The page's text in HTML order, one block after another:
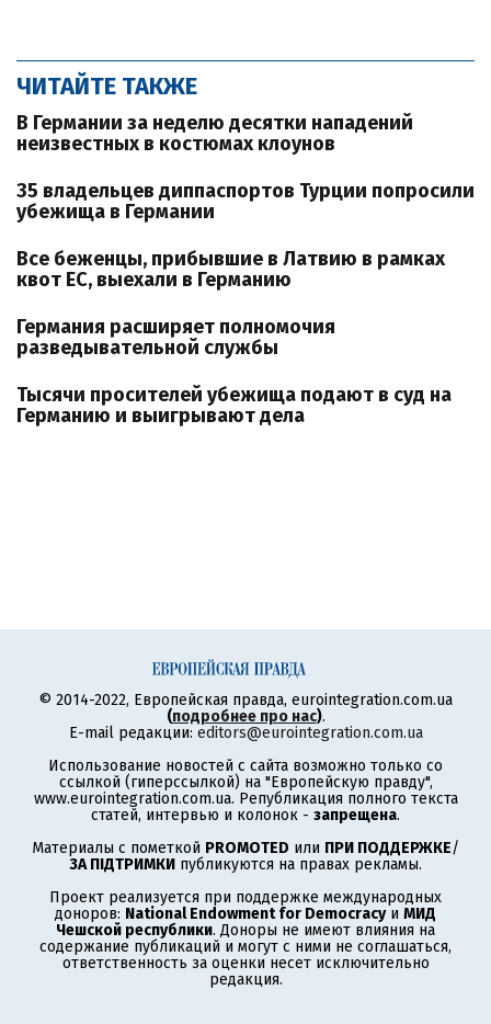
ЧИТАЙТЕ ТАКЖЕ
В Германии за неделю десятки нападений
неизвестных в костюмах клоунов
35 владельцев диппаспортов Турции попросили
убежища в Германии
Все беженцы, прибывшие в Латвию в рамках
квот ЕС, выехали в Германию
Германия расширяет полномочия
разведывательной службы
Тысячи просителей убежища подают в суд на
Германию и выигрывают дела
© 2014-2022, Европейская правда, eurointegration.com.ua
(подробнее про нас).
E-mail редакции: editors@eurointegration.com.ua
Использование новостей с сайта возможно только со
ссылкой (гиперссылкой) на "Европейскую правду",
www.eurointegration.com.ua. Републикация полного текста
статей, интервью и колонок - запрещена.
Материалы с пометкой PROMOTED или ПРИ ПОДДЕРЖКЕ/
ЗА ПІДТРИМКИ публикуются на правах рекламы.
Проект реализуется при поддержке международных
доноров: National Endowment for Democracyи МИД
Чешской республики. Доноры не имеют влияния на
содержание публикаций и могут с ними не соглашаться,
ответственность за оценки несет исключительно
редакция.